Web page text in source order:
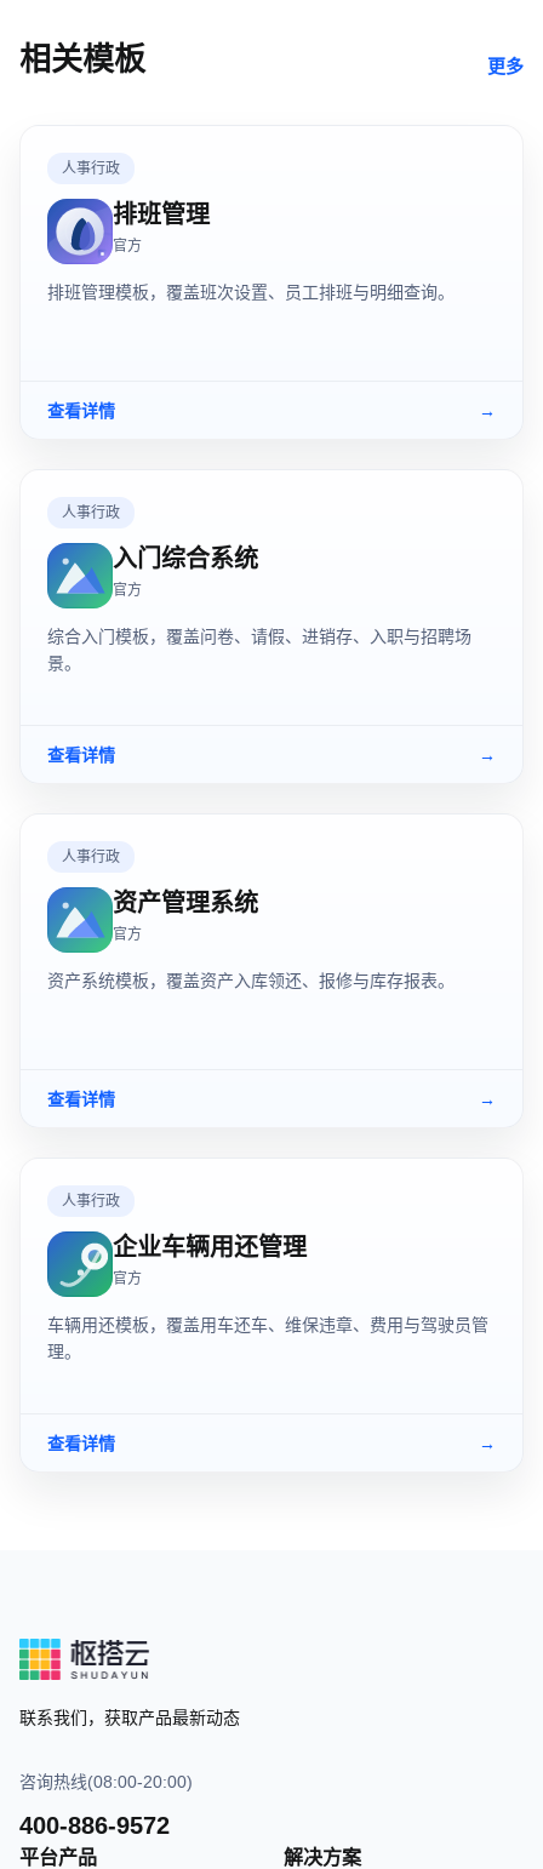
相关模板 更多
人事行政
排班管理
官方
排班管理模板，覆盖班次设置、员工排班与明细查询。
查看详情 →
人事行政
入门综合系统
官方
综合入门模板，覆盖问卷、请假、进销存、入职与招聘场
景。
查看详情 →
人事行政
资产管理系统
官方
资产系统模板，覆盖资产入库领还、报修与库存报表。
查看详情 →
人事行政
企业车辆用还管理
官方
车辆用还模板，覆盖用车还车、维保违章、费用与驾驶员管
理。
查看详情 →
联系我们，获取产品最新动态
咨询热线(08:00-20:00)
400-886-9572
平台产品 解决方案